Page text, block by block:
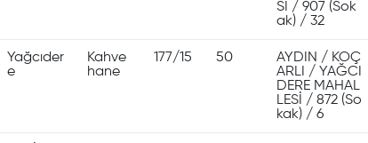
Sİ / 907 (Sok
ak) / 32
Yağcıder
e
Kahve
hane
177/15 50
AYDIN / KOÇ
ARLI / YAĞCI
DERE MAHAL
LESİ / 872 (So
kak) / 6